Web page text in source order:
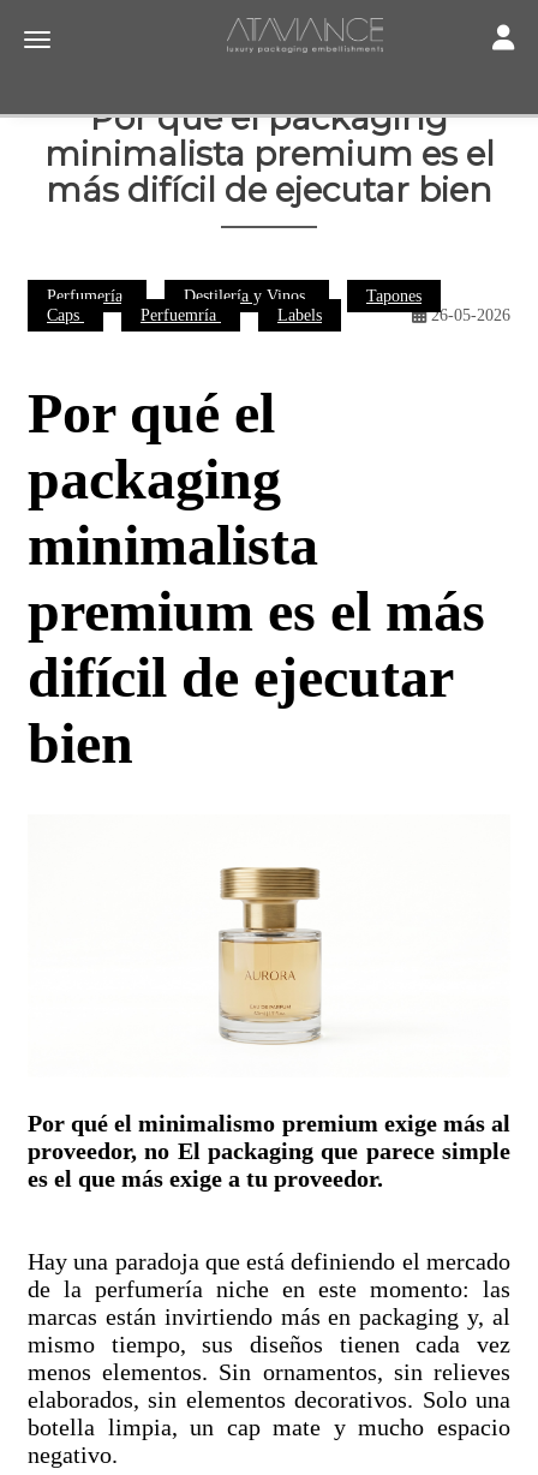
Toggle navigation
Por qué el packaging
minimalista premium es el
más difícil de ejecutar bien
Perfumería Destilería y Vinos
Tapones
Caps
Perfuemría Labels 26-05-2026
Por qué el
packaging
minimalista
premium es el más
difícil de ejecutar
bien
Por qué el minimalismo premium exige más al
proveedor, no El packaging que parece simple
es el que más exige a tu proveedor.
Hay una paradoja que está definiendo el mercado
de la perfumería niche en este momento: las
marcas están invirtiendo más en packaging y, al
mismo tiempo, sus diseños tienen cada vez
menos elementos. Sin ornamentos, sin relieves
elaborados, sin elementos decorativos. Solo una
botella limpia, un cap mate y mucho espacio
negativo.